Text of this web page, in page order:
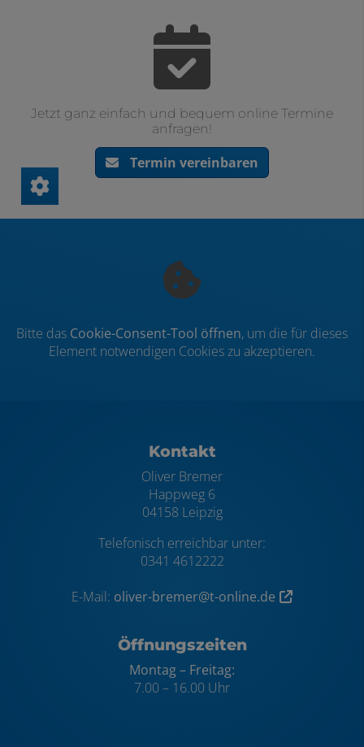
Jetzt ganz einfach und bequem online Termine
anfragen!
Termin vereinbaren
Bitte das Cookie-Consent-Tool öffnen, um die für dieses
Element notwendigen Cookies zu akzeptieren.
Footer - Kontaktdaten und
Kontakt
Oliver Bremer
Happweg 6
04158 Leipzig
Telefonisch erreichbar unter:
0341 4612222
E-Mail: oliver-bremer@t-online.de
Öffnungszeiten
Montag – Freitag:
7.00 – 16.00 Uhr